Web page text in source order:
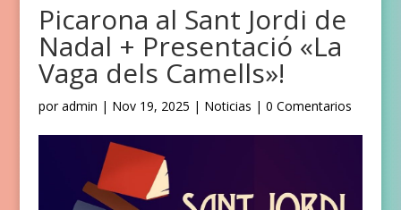
Picarona al Sant Jordi de
Nadal + Presentació «La
Vaga dels Camells»!
poradmin | Nov 19, 2025 | Noticias | 0 Comentarios